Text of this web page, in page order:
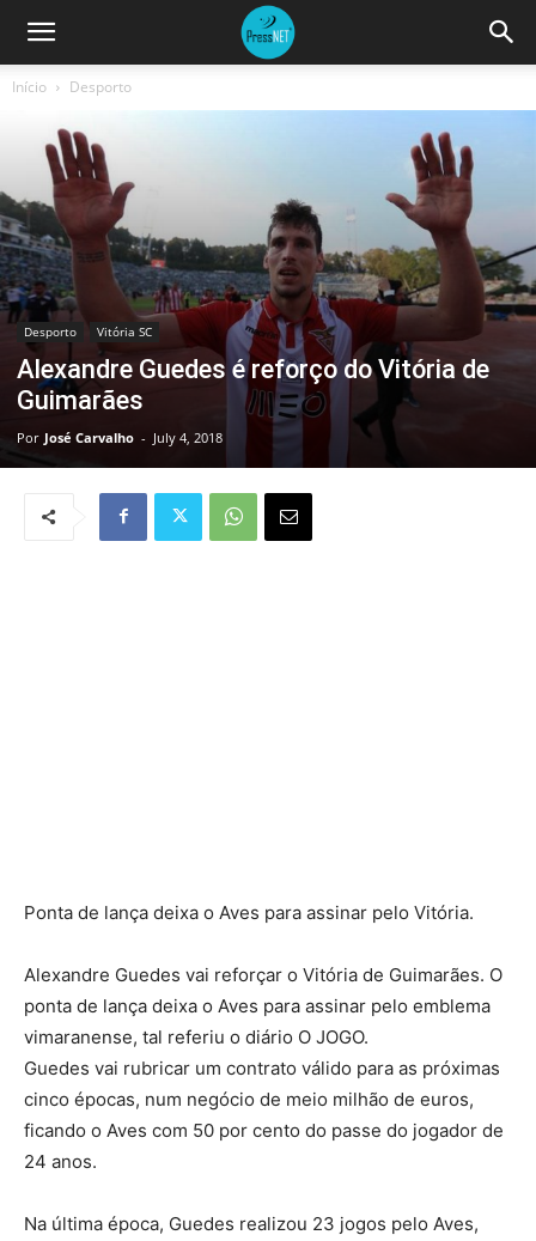
Início Desporto
Desporto Vitória SC
Alexandre Guedes é reforço do Vitória de
Guimarães
Por José Carvalho - July 4, 2018
Ponta de lança deixa o Aves para assinar pelo Vitória.
Alexandre Guedes vai reforçar o Vitória de Guimarães. O
ponta de lança deixa o Aves para assinar pelo emblema
vimaranense, tal referiu o diário O JOGO.
Guedes vai rubricar um contrato válido para as próximas
cinco épocas, num negócio de meio milhão de euros,
ficando o Aves com 50 por cento do passe do jogador de
24 anos.
Na última época, Guedes realizou 23 jogos pelo Aves,